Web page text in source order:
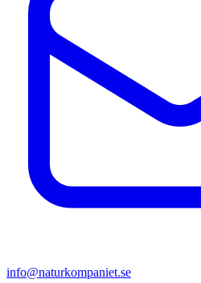
info@naturkompaniet.se